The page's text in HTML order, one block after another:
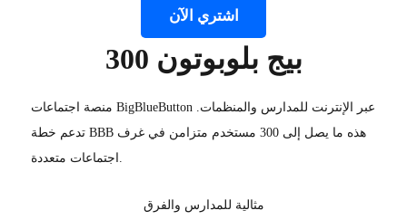
اشتري الآن
بيج بلوبوتون 300
منصة اجتماعات BigBlueButton عبر الإنترنت للمدارس والمنظمات.
تدعم خطة BBB هذه ما يصل إلى 300 مستخدم متزامن في غرف
مثالية للمدارس والفرق